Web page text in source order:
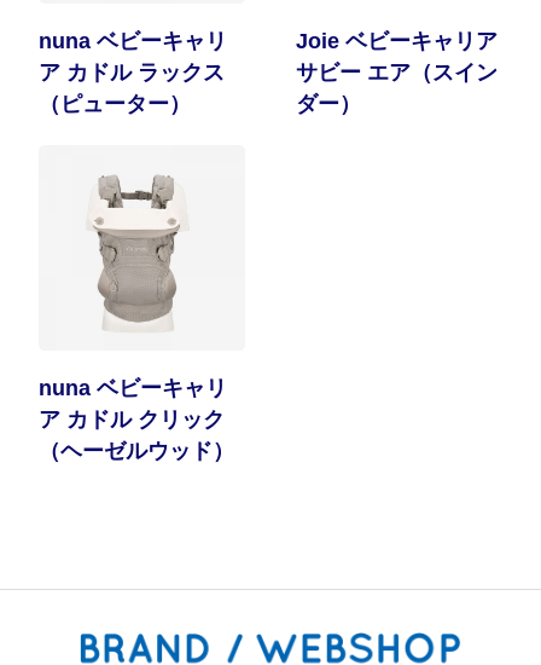
nuna ベビーキャリ
ア カドル ラックス
（ピューター）
Joie ベビーキャリア
サビー エア（スイン
ダー）
nuna ベビーキャリ
ア カドル クリック
（ヘーゼルウッド）